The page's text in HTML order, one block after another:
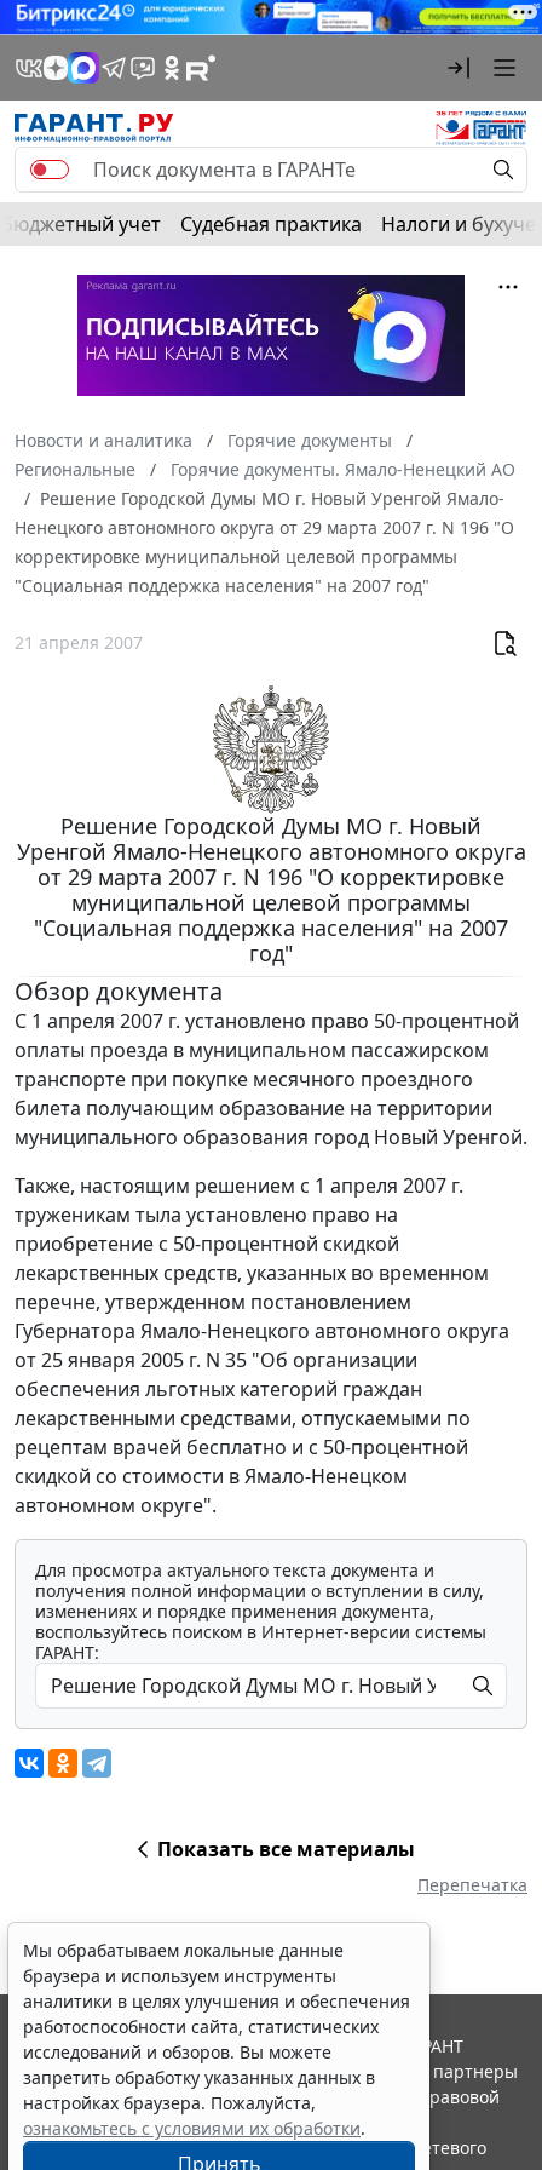
Бюджетный учет Судебная практика Налоги и
Новости и аналитика
Горячие документы
Региональные
Горячие документы. Ямало-Ненецкий АО
Решение Городской Думы МО г. Новый Уренгой Ямало-
Ненецкого автономного округа от 29 марта 2007 г. N 196 "О
корректировке муниципальной целевой программы
"Социальная поддержка населения" на 2007 год"
21 апреля 2007
Решение Городской Думы МО г. Новый
Уренгой Ямало-Ненецкого автономного округа
от 29 марта 2007 г. N 196 "О корректировке
муниципальной целевой программы
"Социальная поддержка населения" на 2007
год"
Обзор документа
С 1 апреля 2007 г. установлено право 50-процентной
оплаты проезда в муниципальном пассажирском
транспорте при покупке месячного проездного
билета получающим образование на территории
муниципального образования город Новый Уренгой.
Также, настоящим решением с 1 апреля 2007 г.
труженикам тыла установлено право на
приобретение с 50-процентной скидкой
лекарственных средств, указанных во временном
перечне, утвержденном постановлением
Губернатора Ямало-Ненецкого автономного округа
от 25 января 2005 г. N 35 "Об организации
обеспечения льготных категорий граждан
лекарственными средствами, отпускаемыми по
рецептам врачей бесплатно и с 50-процентной
скидкой со стоимости в Ямало-Ненецком
автономном округе".
Для просмотра актуального текста документа и
получения полной информации о вступлении в силу,
изменениях и порядке применения документа,
воспользуйтесь поиском в Интернет-версии системы
ГАРАНТ:
Показать все материалы
Перепечатка
Мы обрабатываем локальные данные
браузера и используем инструменты
аналитики в целях улучшения и обеспечения
работоспособности сайта, статистических
исследований и обзоров. Вы можете
запретить обработку указанных данных в
настройках браузера. Пожалуйста,
ознакомьтесь с условиями их обработки.
Принять
© ООО "НПП "ГАРАНТ-СЕРВИС", 2026. Система ГАРАНТ
выпускается с 1990 года. Компания "Гарант" и ее партнеры
являются участниками Российской ассоциации правовой
информации ГАРАНТ.
Портал ГАРАНТ.РУ зарегистрирован в качестве сетевого